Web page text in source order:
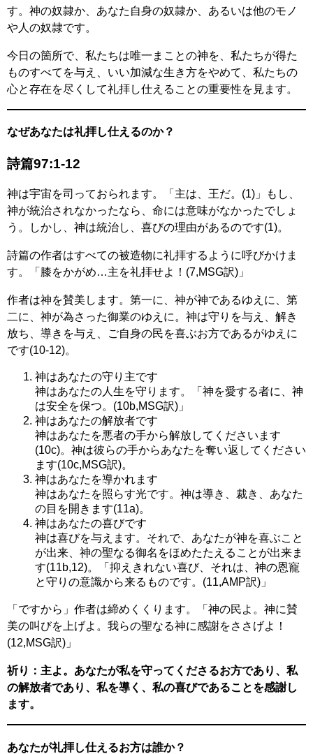
す。神の奴隷か、あなた自身の奴隷か、あるいは他のモノ
や人の奴隷です。
今日の箇所で、私たちは唯一まことの神を、私たちが得た
ものすべてを与え、いい加減な生き方をやめて、私たちの
心と存在を尽くして礼拝し仕えることの重要性を見ます。
なぜあなたは礼拝し仕えるのか？
詩篇97:1-12
神は宇宙を司っておられます。「主は、王だ。(1)」もし、
神が統治されなかったなら、命には意味がなかったでしょ
う。しかし、神は統治し、喜びの理由があるのです(1)。
詩篇の作者はすべての被造物に礼拝するように呼びかけま
す。「膝をかがめ…主を礼拝せよ！(7,MSG訳)」
作者は神を賛美します。第一に、神が神であるゆえに、第
二に、神が為さった御業のゆえに。神は守りを与え、解き
放ち、導きを与え、ご自身の民を喜ぶお方であるがゆえに
です(10-12)。
神はあなたの守り主です
神はあなたの人生を守ります。「神を愛する者に、神
は安全を保つ。(10b,MSG訳)」
神はあなたの解放者です
神はあなたを悪者の手から解放してくださいます
(10c)。神は彼らの手からあなたを奪い返してください
ます(10c,MSG訳)。
神はあなたを導かれます
神はあなたを照らす光です。神は導き、裁き、あなた
の目を開きます(11a)。
神はあなたの喜びです
神は喜びを与えます。それで、あなたが神を喜ぶこと
が出来、神の聖なる御名をほめたたえることが出来ま
す(11b,12)。「抑えきれない喜び、それは、神の恩寵
と守りの意識から来るものです。(11,AMP訳)」
「ですから」作者は締めくくります。「神の民よ。神に賛
美の叫びを上げよ。我らの聖なる神に感謝をささげよ！
(12,MSG訳)」
祈り：主よ。あなたが私を守ってくださるお方であり、私
の解放者であり、私を導く、私の喜びであることを感謝し
ます。
あなたが礼拝し仕えるお方は誰か？